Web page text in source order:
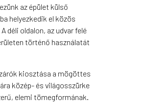
az épület külső
helyezkedik el közös
déli oldalon, az udvar felé
történő használatát
kiosztása a mögöttes
közép- és világosszürke
elemi tömegformának.